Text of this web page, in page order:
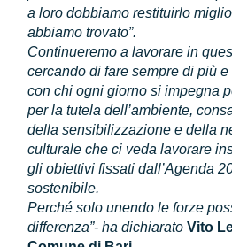
a loro dobbiamo restituirlo
abbiamo trovato”.
Continueremo a lavorare in
cercando di fare sempre di più
con chi ogni giorno si impegna
per la tutela dell’ambiente,
della sensibilizzazione e della
culturale che ci veda lavorare
gli obiettivi fissati dall’Agenda
sostenibile.
Perché solo unendo le forze
differenza”- ha dichiaratoVito